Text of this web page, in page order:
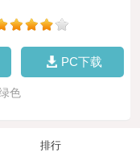
PC下载
色
排行